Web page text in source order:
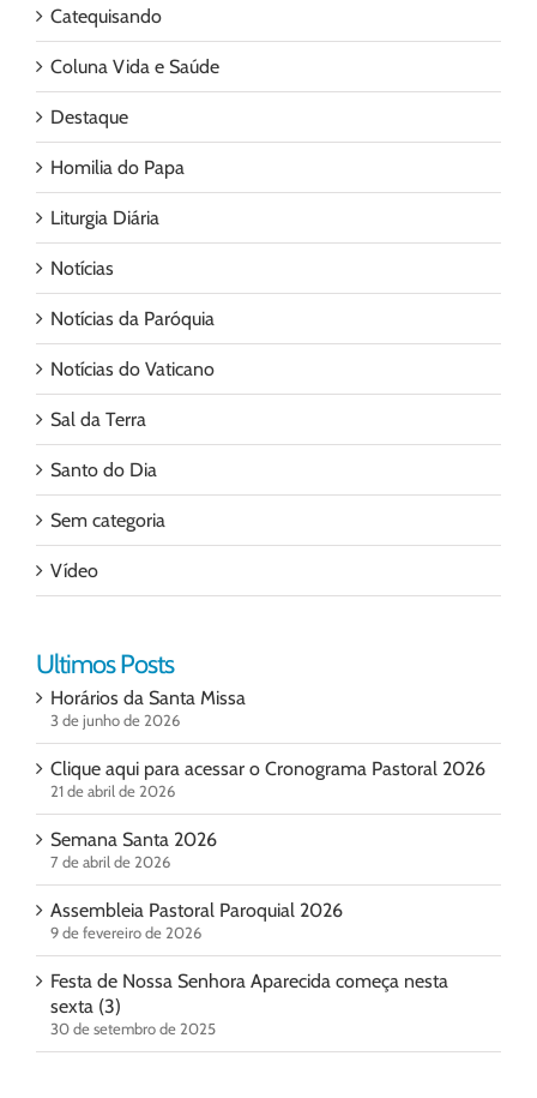
Catequisando
Coluna Vida e Saúde
Destaque
Homilia do Papa
Liturgia Diária
Notícias
Notícias da Paróquia
Notícias do Vaticano
Sal da Terra
Santo do Dia
Sem categoria
Vídeo
Ultimos Posts
Horários da Santa Missa
3 de junho de 2026
Clique aqui para acessar o Cronograma Pastoral 2026
21 de abril de 2026
Semana Santa 2026
7 de abril de 2026
Assembleia Pastoral Paroquial 2026
9 de fevereiro de 2026
Festa de Nossa Senhora Aparecida começa nesta
sexta (3)
30 de setembro de 2025